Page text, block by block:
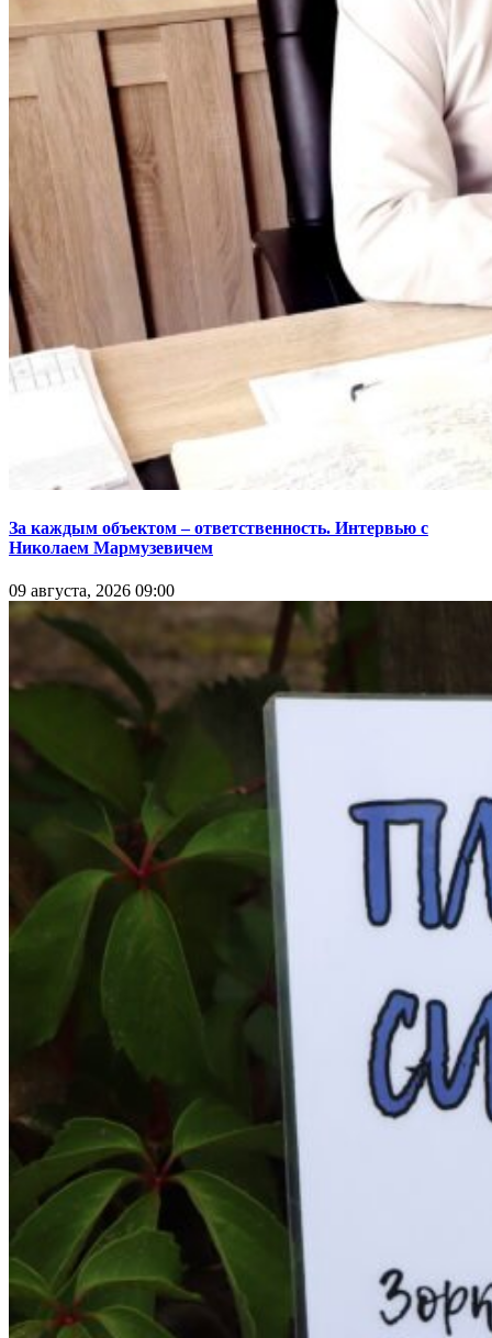
За каждым объектом – ответственность. Интервью с
Николаем Мармузевичем
09 августа, 2026 09:00